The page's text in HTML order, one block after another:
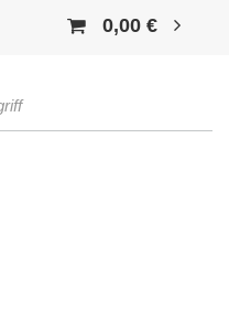
0,00 €